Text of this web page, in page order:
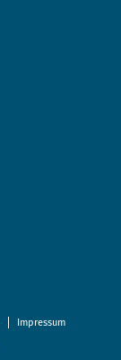
Impressum